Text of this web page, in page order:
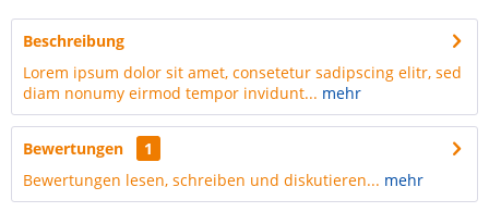
Beschreibung
Lorem ipsum dolor sit amet, consetetur sadipscing elitr, sed
diam nonumy eirmod tempor invidunt... mehr
Bewertungen
1
Bewertungen lesen, schreiben und diskutieren... mehr